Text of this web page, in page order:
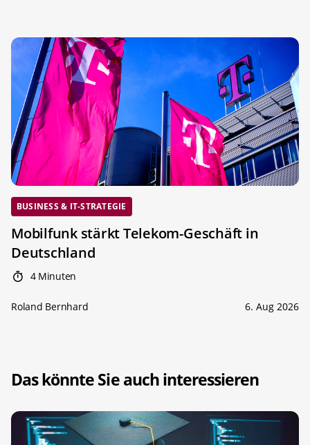
BUSINESS & IT-STRATEGIE
Mobilfunk stärkt Telekom-Geschäft in
Deutschland
4 Minuten
Roland Bernhard 6. Aug 2026
Das könnte Sie auch interessieren